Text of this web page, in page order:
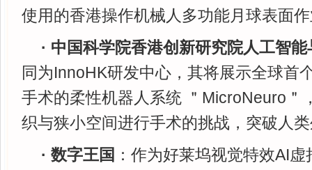
使用的香港操作机械人多功能月球表面
· 中国科学院香港创新研究院人工智
同为InnoHK研发中心，其将展示全球首
手术的柔性机器人系统 ＂MicroNeuro＂
织与狭小空间进行手术的挑战，突破人
· 数字王国 ：作为好莱坞视觉特效AI